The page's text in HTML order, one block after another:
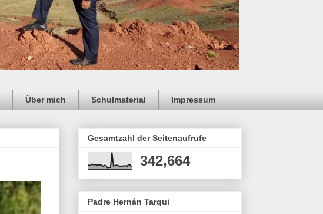
Über mich Schulmaterial Impressum
Gesamtzahl der Seitenaufrufe
342,664
Padre Hernán Tarqui